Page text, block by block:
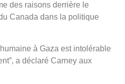
des raisons derrière le
Canada dans la politique
à Gaza est intolérable
a déclaré Carney aux